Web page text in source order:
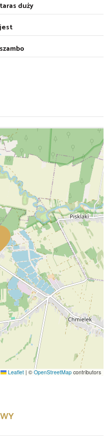
taras duży
jest
szambo
Leaflet | © OpenStreetMap contributors